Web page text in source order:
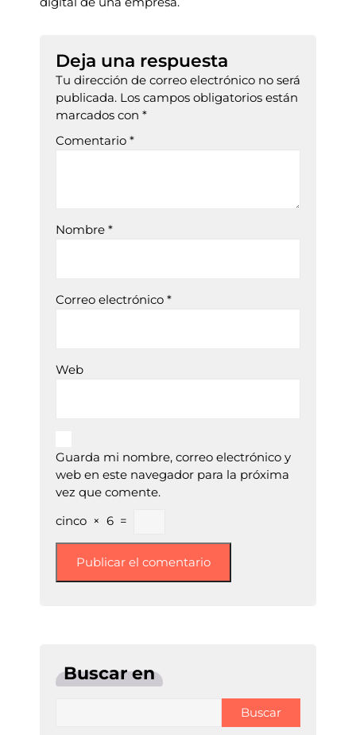
Deja una respuesta
Tu dirección de correo electrónico no será
publicada. Los campos obligatorios están
marcados con *
Comentario *
Nombre *
Correo electrónico *
Web
Guarda mi nombre, correo electrónico y
web en este navegador para la próxima
vez que comente.
cinco × 6 =
Buscar en
Buscar